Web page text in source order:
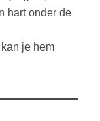
hart onder de
je hem